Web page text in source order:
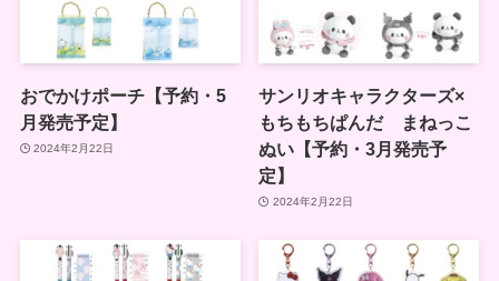
おでかけポーチ【予約・5
月発売予定】
2024年2月22日
サンリオキャラクターズ×
もちもちぱんだ まねっこ
ぬい【予約・3月発売予
定】
2024年2月22日